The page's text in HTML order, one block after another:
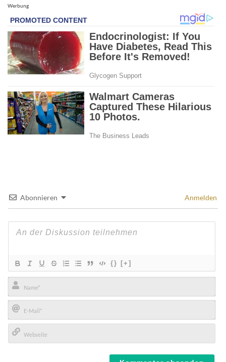
Werbung
Abonnieren Anmelden
{} [+]
Name*
E-
Mail*